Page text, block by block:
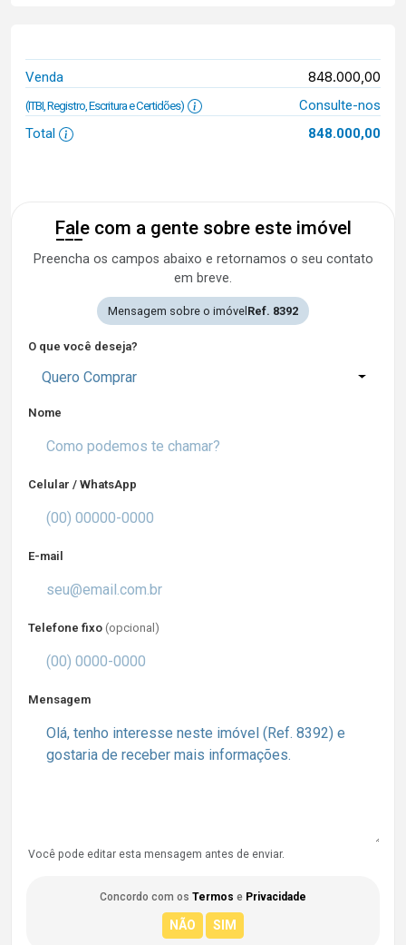
Venda 848.000,00
(ITBI, Registro, Escritura e Certidões)
Consulte-nos
Total
848.000,00
Fale com a gente sobre este imóvel
Preencha os campos abaixo e retornamos o seu contato
em breve.
Mensagem sobre o imóvelRef. 8392
O que você deseja?
Quero Comprar
Nome
Celular / WhatsApp
E-mail
Telefone fixo (opcional)
Mensagem
Você pode editar esta mensagem antes de enviar.
Concordo com os Termos e Privacidade